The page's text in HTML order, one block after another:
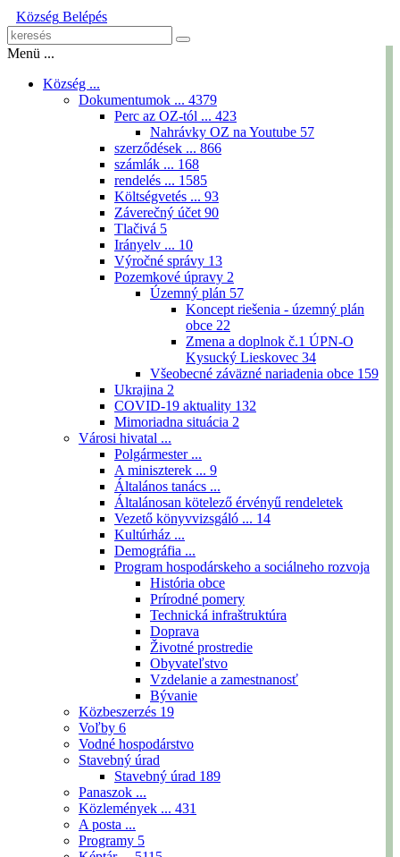
Község Belépés
Menü ...
Község ...
Dokumentumok ... 4379
Perc az OZ-tól ... 423
Nahrávky OZ na Youtube 57
szerződések ... 866
számlák ... 168
rendelés ... 1585
Költségvetés ... 93
Záverečný účet 90
Tlačivá 5
Irányelv ... 10
Výročné správy 13
Pozemkové úpravy 2
Územný plán 57
Koncept riešenia - územný plán
obce 22
Zmena a doplnok č.1 ÚPN-O
Kysucký Lieskovec 34
Všeobecné záväzné nariadenia obce 159
Ukrajina 2
COVID-19 aktuality 132
Mimoriadna situácia 2
Városi hivatal ...
Polgármester ...
A miniszterek ... 9
Általános tanács ...
Általánosan kötelező érvényű rendeletek
Vezető könyvvizsgáló ... 14
Kultúrház ...
Demográfia ...
Program hospodárskeho a sociálneho rozvoja
História obce
Prírodné pomery
Technická infraštruktúra
Doprava
Životné prostredie
Obyvateľstvo
Vzdelanie a zamestnanosť
Bývanie
Közbeszerzés 19
Voľby 6
Vodné hospodárstvo
Stavebný úrad
Stavebný úrad 189
Panaszok ...
Közlemények ... 431
A posta ...
Programy 5